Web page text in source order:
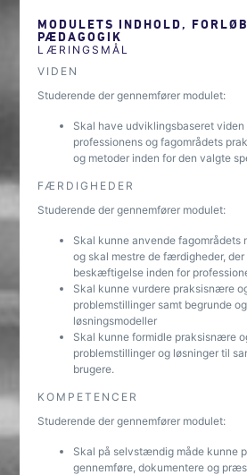
MODULETS INDHOLD,
PÆDAGOGIK
LÆRINGSMÅL
VIDEN
Studerende der gennemfører modulet:
Skal have udviklingsbaseret
professionens og fagområdets
og metoder inden for den valgte
FÆRDIGHEDER
Studerende der gennemfører modulet:
Skal kunne anvende fagområdets
og skal mestre de færdigheder,
beskæftigelse inden for
Skal kunne vurdere praksisnære
problemstillinger samt begrunde
løsningsmodeller
Skal kunne formidle praksisnære
problemstillinger og løsninger til
brugere.
KOMPETENCER
Studerende der gennemfører modulet:
Skal på selvstændig måde kunne
gennemføre, dokumentere og